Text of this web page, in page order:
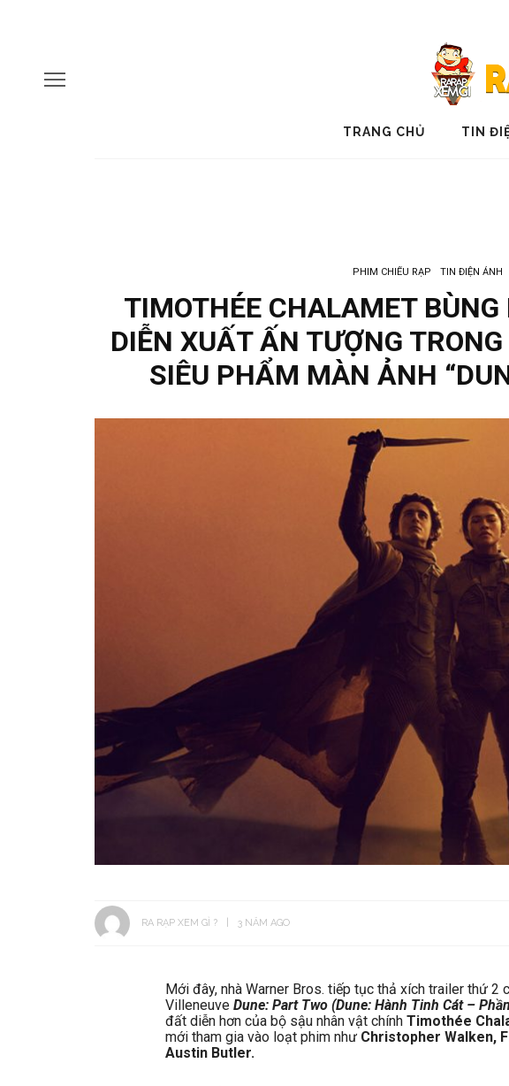
TRANG CHỦ TIN
PHIM CHIẾU RẠP TIN ĐIỆN ẢNH
TIMOTHÉE CHALAMET
DIỄN XUẤT ẤN TƯỢNG
SIÊU PHẨM MÀN ẢNH
RA RẠP XEM GÌ ? 3 NĂM AGO
Mới đây, nhà Warner Bros. tiếp tục thả xích trailer thứ
Villeneuve Dune: Part Two (Dune: Hành Tinh Cát –
đất diễn hơn của bộ sậu nhân vật chính Timothée
mới tham gia vào loạt phim như Christopher Walken,
Austin Butler.